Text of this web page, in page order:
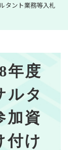
タント業務等入札
年度
ルタ
加資
付け